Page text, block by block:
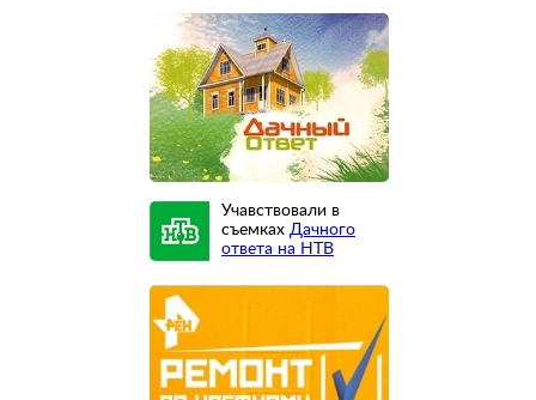
Учавствовали в
съемках Дачного
ответа на НТВ